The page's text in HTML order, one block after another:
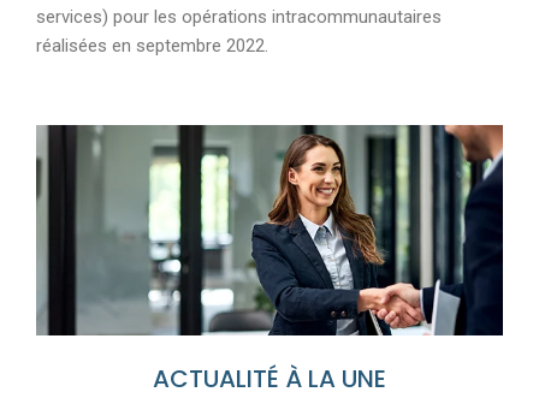
services) pour les opérations intracommunautaires
réalisées en septembre 2022.
ACTUALITÉ À LA UNE